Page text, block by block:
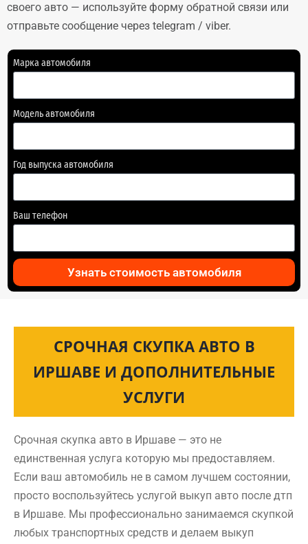
своего авто — используйте форму обратной связи или
отправьте сообщение через telegram / viber.
Марка автомобиля
Модель автомобиля
Год выпуска автомобиля
Ваш телефон
Узнать стоимость автомобиля
СРОЧНАЯ СКУПКА АВТО В
ИРШАВЕ И ДОПОЛНИТЕЛЬНЫЕ
УСЛУГИ
Срочная скупка авто в Иршаве — это не
единственная услуга которую мы предоставляем.
Если ваш автомобиль не в самом лучшем состоянии,
просто воспользуйтесь услугой выкуп авто после дтп
в Иршаве. Мы профессионально занимаемся скупкой
любых транспортных средств и делаем выкуп